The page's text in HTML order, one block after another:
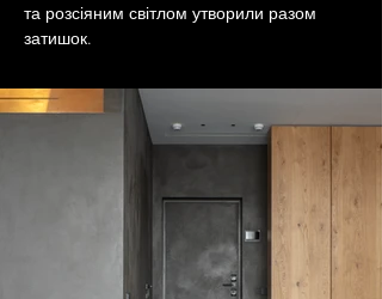
та розсіяним світлом утворили разом
затишок.